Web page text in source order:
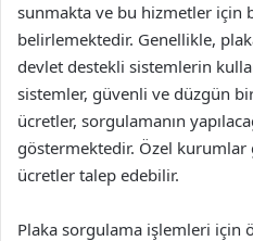
sunmakta ve bu hizmetler için
belirlemektedir. Genellikle,
devlet destekli sistemlerin
sistemler, güvenli ve düzgün
ücretler, sorgulamanın
göstermektedir. Özel kurumlar
ücretler talep edebilir.
Plaka sorgulama işlemleri için